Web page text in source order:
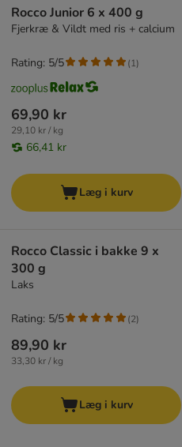
Rocco Junior 6 x 400 g
Fjerkræ & Vildt med ris + calcium
69,90 kr
29,10 kr / kg
66,41 kr
Rating: 5/5 (1)
Læg i kurv
Rocco Classic i bakke 9 x
300 g
Laks
89,90 kr
33,30 kr / kg
Rating: 5/5 (2)
Læg i kurv